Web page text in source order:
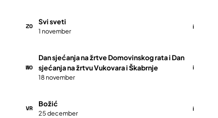
ZO
Svi sveti
1 november
i
WO
Dan sjećanja na žrtve Domovinskog rata i Dan
sjećanja na žrtvu Vukovara i Škabrnje
18 november
i
VR
Božić
25 december
i